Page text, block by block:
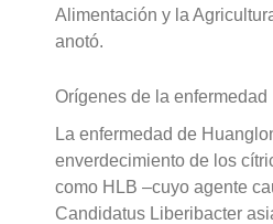
Alimentación y la
anotó.
Orígenes de la enfermedad
La enfermedad de
enverdecimiento de los
como HLB –cuyo agente
Candidatus Liberibacter